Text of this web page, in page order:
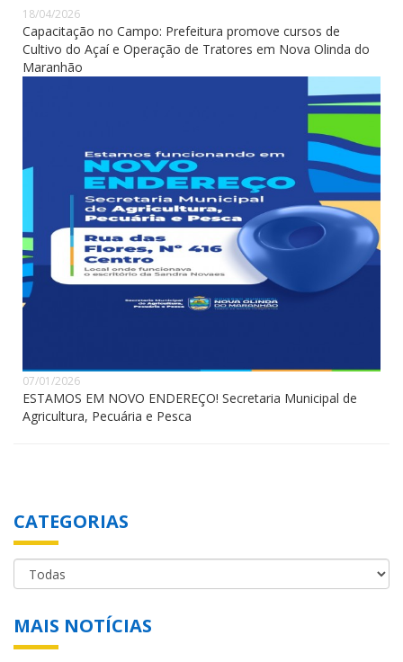
18/04/2026
Capacitação no Campo: Prefeitura promove cursos de
Cultivo do Açaí e Operação de Tratores em Nova Olinda do
Maranhão
07/01/2026
ESTAMOS EM NOVO ENDEREÇO! Secretaria Municipal de
Agricultura, Pecuária e Pesca
CATEGORIAS
MAIS NOTÍCIAS